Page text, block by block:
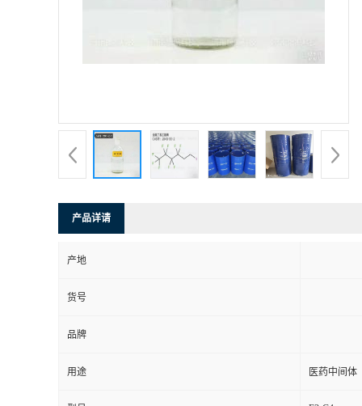
产品详请
产地
货号
品牌
用途 医药中间体